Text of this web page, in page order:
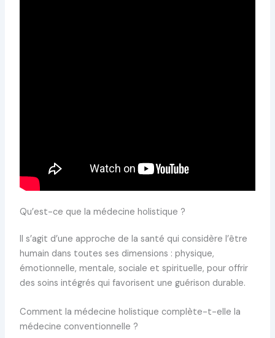
Qu’est-ce que la médecine holistique ?
Il s’agit d’une approche de la santé qui considère l’être
humain dans toutes ses dimensions : physique,
émotionnelle, mentale, sociale et spirituelle, pour offrir
des soins intégrés qui favorisent une guérison durable.
Comment la médecine holistique complète-t-elle la
médecine conventionnelle ?